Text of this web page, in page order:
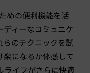
めの便利機能を活
ディーなコミュニケ
らのテクニックを試
楽になるか体感して
ライフがさらに快適